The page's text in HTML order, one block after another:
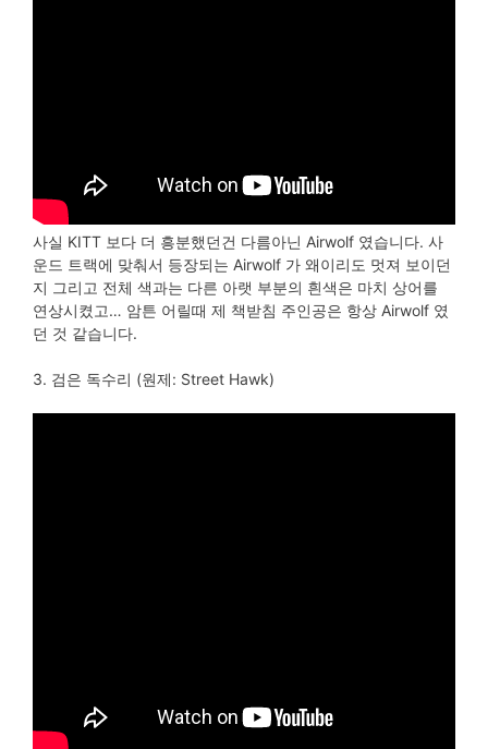
사실 KITT 보다 더 흥분했던건 다름아닌 Airwolf 였습니다. 사
운드 트랙에 맞춰서 등장되는 Airwolf 가 왜이리도 멋져 보이던
지 그리고 전체 색과는 다른 아랫 부분의 흰색은 마치 상어를
연상시켰고… 암튼 어릴때 제 책받침 주인공은 항상 Airwolf 였
던 것 같습니다.
3. 검은 독수리 (원제: Street Hawk)